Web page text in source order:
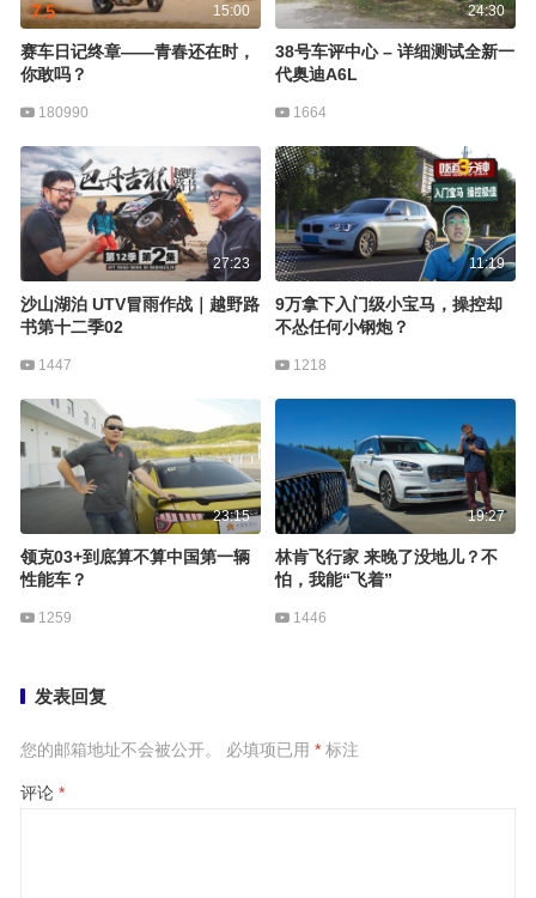
15:00
7.5
赛车日记终章——青春还在时，
你敢吗？
180990
24:30
38号车评中心 – 详细测试全新一
代奥迪A6L
1664
27:23
沙山湖泊 UTV冒雨作战｜越野路
书第十二季02
1447
11:19
9万拿下入门级小宝马，操控却
不怂任何小钢炮？
1218
23:15
领克03+到底算不算中国第一辆
性能车？
1259
19:27
林肯飞行家 来晚了没地儿？不
怕，我能“飞着”
1446
发表回复
您的邮箱地址不会被公开。 必填项已用 *标注
评论 *